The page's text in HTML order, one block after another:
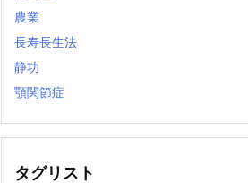
農業
長寿長生法
静功
顎関節症
タグリスト